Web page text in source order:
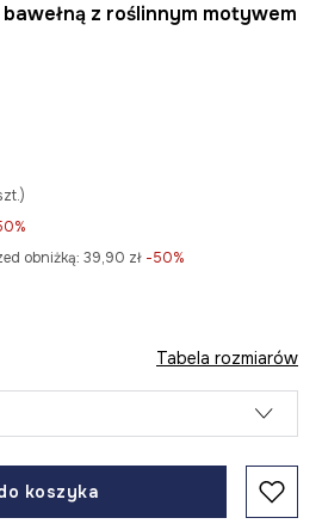
z roślinnym motywem
obniżką: 39,90 zł -50%
Tabela rozmiarów
koszyka